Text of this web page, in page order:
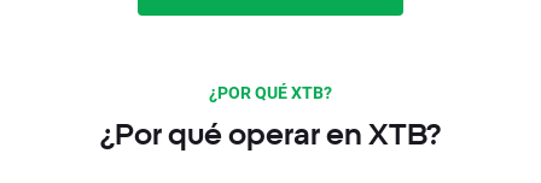
¿POR QUÉ XTB?
¿Por qué operar en XTB?